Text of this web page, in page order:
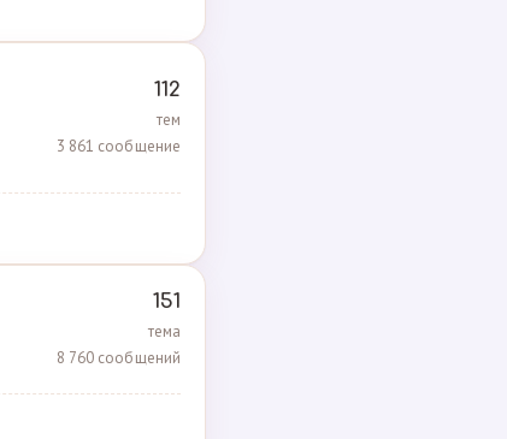
112
тем
3 861 сообщение
151
тема
8 760 сообщений